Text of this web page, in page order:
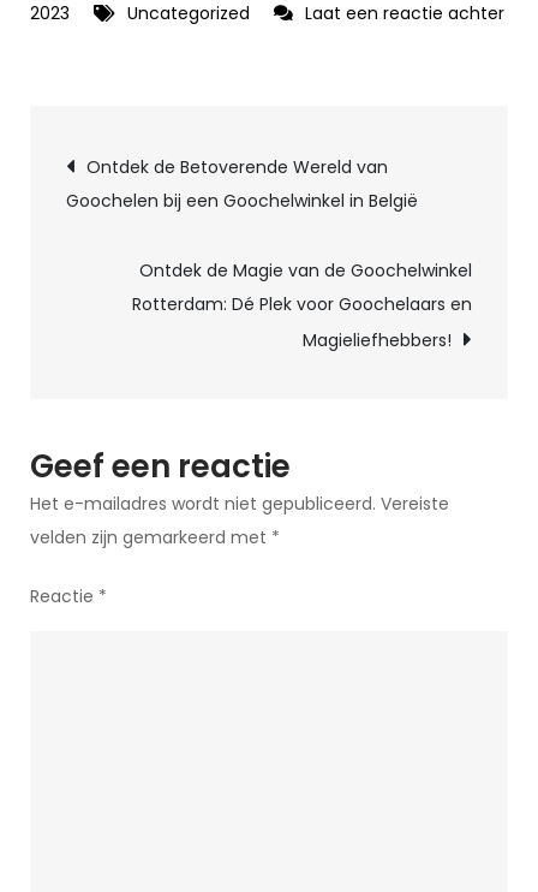
2023
Uncategorized
Laat een reactie achter
Kaarttrucs
Berichtnavigatie
Ontdek de Betoverende Wereld van
Goochelen bij een Goochelwinkel in België
Ontdek de Magie van de Goochelwinkel
Rotterdam: Dé Plek voor Goochelaars en
Magieliefhebbers!
Geef een reactie
Het e-mailadres wordt niet gepubliceerd. Vereiste
velden zijn gemarkeerd met *
Reactie *